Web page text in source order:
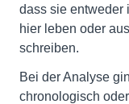
dass sie entweder
hier leben oder
schreiben.
Bei der Analyse
chronologisch